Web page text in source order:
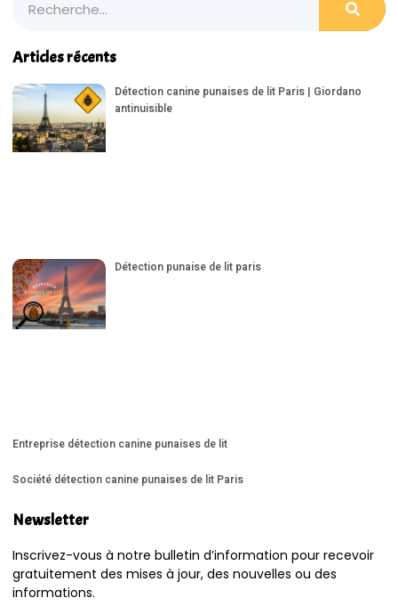
Articles récents
Détection canine punaises de lit Paris | Giordano
antinuisible
Détection punaise de lit paris
Entreprise détection canine punaises de lit
Société détection canine punaises de lit Paris
Newsletter
Inscrivez-vous à notre bulletin d’information pour recevoir
gratuitement des mises à jour, des nouvelles ou des
informations.